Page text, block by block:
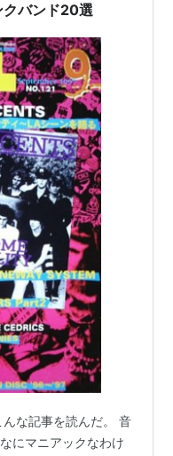
バンド20選
な記事を読んだ。 音
にマニアックなわけ